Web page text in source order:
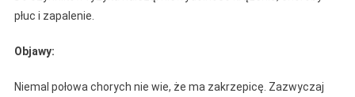
płuc i zapalenie.
Objawy:
Niemal połowa chorych nie wie, że ma zakrzepicę. Zazwyczaj